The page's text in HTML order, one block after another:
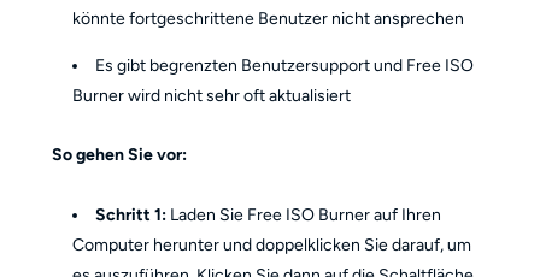
könnte fortgeschrittene Benutzer nicht ansprechen
Es gibt begrenzten Benutzersupport und Free ISO
Burner wird nicht sehr oft aktualisiert
So gehen Sie vor:
Schritt 1: Laden Sie Free ISO Burner auf Ihren
Computer herunter und doppelklicken Sie darauf, um